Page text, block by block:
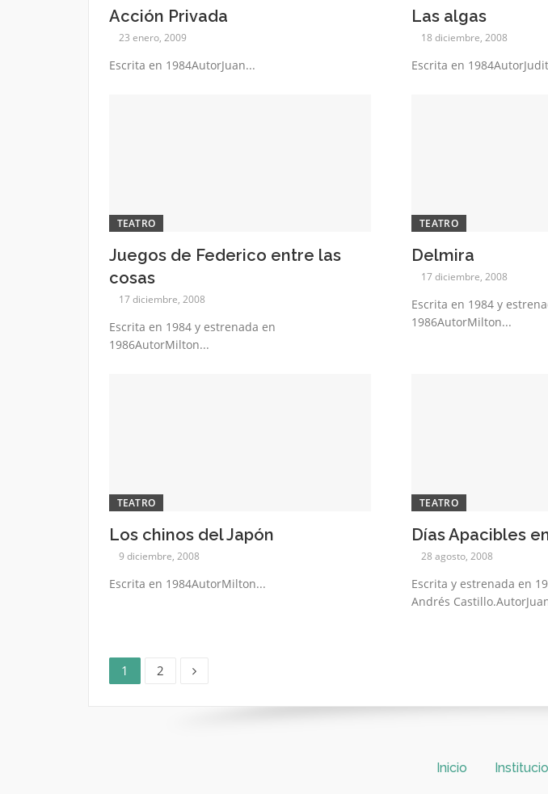
Acción Privada
23 enero, 2009
Escrita en 1984AutorJuan...
Las algas
18 diciembre, 2008
Escrita en
TEATRO
Juegos de Federico entre las
cosas
17 diciembre, 2008
Escrita en 1984 y estrenada en
1986AutorMilton...
TEATRO
Delmira
17 diciembre, 2008
Escrita en 1984 y
1986AutorMilton...
TEATRO
Los chinos del Japón
9 diciembre, 2008
Escrita en 1984AutorMilton...
TEATRO
Días Apacibles
28 agosto, 2008
Escrita y estrenada en
Andrés
Paginación
Página
1 Página
2
Inicio